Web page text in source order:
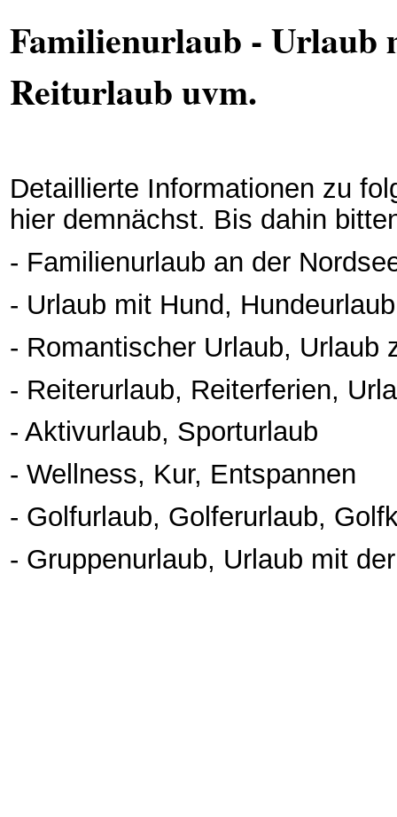
Familienurlaub -
Reiturlaub uvm.
Detaillierte Informationen zu
hier demnächst. Bis dahin
- Familienurlaub an der
- Urlaub mit Hund,
- Romantischer Urlaub, Urlaub
- Reiterurlaub, Reiterferien,
- Aktivurlaub, Sporturlaub
- Wellness, Kur, Entspannen
- Golfurlaub, Golferurlaub,
- Gruppenurlaub, Urlaub mit